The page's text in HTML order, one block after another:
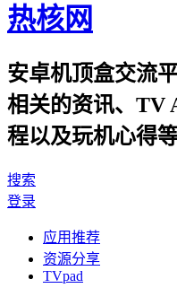
热核网
安卓机顶盒交流
相关的资讯、TV
程以及玩机心得等
搜索
登录
应用推荐
资源分享
TVpad